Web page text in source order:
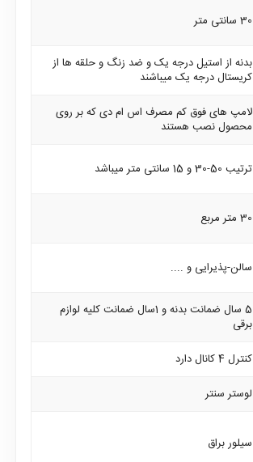
30 سانتی متر
بدنه از استیل درجه یک و ضد زنگ و حلقه ها از
کریستال درجه یک میباشند
لامپ های فوق کم مصرف اس ام دی که بر روی
محصول نصب هستند
ترتیب 50-30 و 15 سانتی متر میباشد
30 متر مربع
سالن-پذیرایی و ....
5 سال ضمانت بدنه و 1سال ضمانت کلیه لوازم
برقی
کنترل 4 کانال دارد
لوستر سنتر
سیلور براق